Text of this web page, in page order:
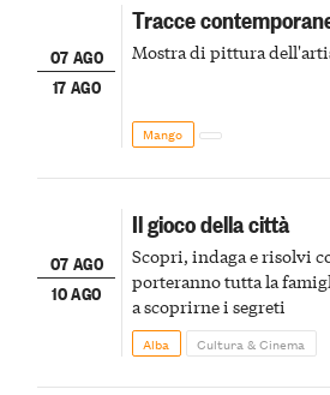
07 AGO
17 AGO
Tracce
Mostra di pittura
Mango
07 AGO
10 AGO
Il gioco della città
Scopri, indaga e risolvi
porteranno tutta la
a scoprirne i segreti
Alba Cultura & Cinema